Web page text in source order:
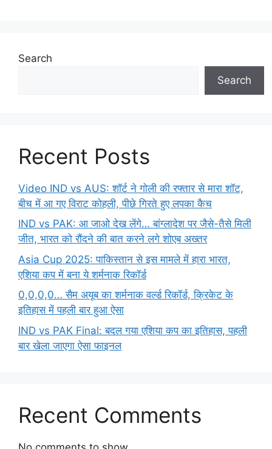
Search
Search
Recent Posts
Video IND vs AUS: शॉर्ट ने गोली की रफ्तार से मारा शॉट,
बीच में आ गए विराट कोहली, पीछे गिरते हुए लपका कैच
IND vs PAK: आ जाओ देख लेंगे… बांग्लादेश पर जैसे-तैसे मिली
जीत, भारत को रौंदने की बात करने लगे शोएब अख्तर
Asia Cup 2025: पाकिस्तान से इस मामले में हारा भारत,
एशिया कप में बना ये शर्मनाक रिकॉर्ड
0,0,0,0… सैम अयूब का शर्मनाक वर्ल्ड रिकॉर्ड, क्रिकेट के
इतिहास में पहली बार हुआ ऐसा
IND vs PAK Final: बदल गया एशिया कप का इतिहास, पहली
बार खेला जाएगा ऐसा फाइनल
Recent Comments